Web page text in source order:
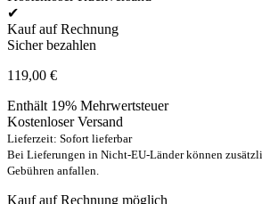
✔
Kauf auf Rechnung
Sicher bezahlen
119,00 €
Enthält 19% Mehrwertsteuer
Kostenloser Versand
Lieferzeit: Sofort lieferbar
Bei Lieferungen in Nicht-EU-Länder können
Gebühren anfallen.
Kauf auf Rechnung möglich